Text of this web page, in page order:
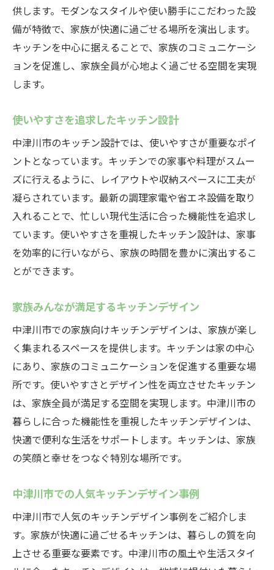
供します。モダンなスタイルや使い勝手にこだわった設
備が特徴で、家族が快適に過ごせる場所を演出します。
キッチンを中心に据えることで、家族のコミュニケーシ
ョンを促進し、家族全員が心地よく過ごせる空間を実現
します。
使いやすさを追求したキッチン設計
中津川市のキッチン設計では、使いやすさが重要なポイ
ントとなっています。キッチンでの家事や料理がスムー
ズに行えるように、レイアウトや収納スペースに工夫が
凝らされています。最新の調理家電や省エネ設備を取り
入れることで、忙しい現代生活に合った機能性を追求し
ています。使いやすさを重視したキッチン設計は、家事
を効率的に行いながら、家族の時間を豊かに演出するこ
とができます。
家族みんなが満足するキッチンデザイン
中津川市での家族向けキッチンデザインは、家族が楽し
く集まれるスペースを提供します。キッチンは家の中心
にあり、家族のコミュニケーションを促進する重要な場
所です。使いやすさとデザイン性を両立させたキッチン
は、家族全員が満足する空間を実現します。中津川市の
暮らしに合った機能性を重視したキッチンデザインは、
快適で便利な生活をサポートします。キッチンは、家族
の笑顔と幸せをつなぐ特別な場所です。
中津川市での人気キッチンデザイン事例
中津川市で人気のキッチンデザイン事例をご紹介しま
す。家族が快適に過ごせるキッチンは、暮らしの質を向
上させる重要な要素です。中津川市の風土や生活スタイ